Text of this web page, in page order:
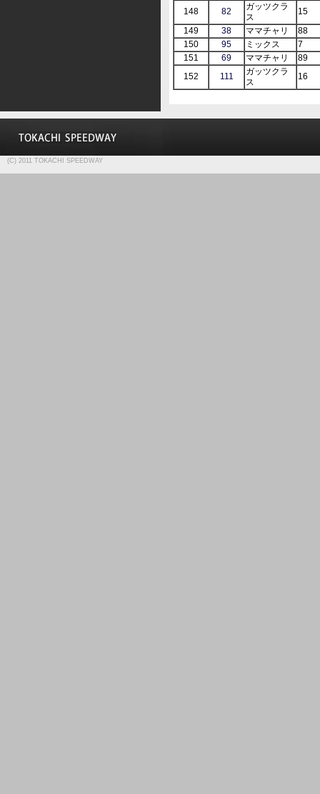
148
82
ガッツクラ
ス
15
149
38 ママチャリ
88
150
95 ミックス
7
151
69 ママチャリ
89
152
111
ガッツクラ
ス
16
(C) 2011 TOKACHI SPEEDWAY